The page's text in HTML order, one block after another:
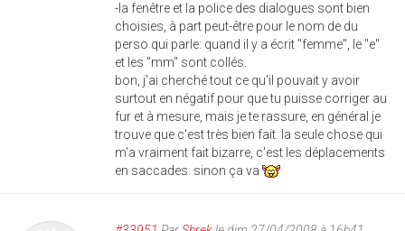
-la fenêtre et la police des dialogues sont bien
choisies, à part peut-être pour le nom de du
perso qui parle: quand il y a écrit "femme", le "e"
et les "mm" sont collés.
bon, j'ai cherché tout ce qu'il pouvait y avoir
surtout en négatif pour que tu puisse corriger au
fur et à mesure, mais je te rassure, en général je
trouve que c'est très bien fait. la seule chose qui
m'a vraiment fait bizarre, c'est les déplacements
en saccades. sinon ça va